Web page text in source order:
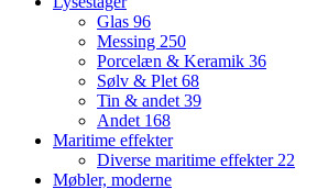
Glas 96
Messing 250
Porcelæn & Keramik 36
Sølv & Plet 68
Tin & andet 39
Andet 168
Maritime effekter
Diverse maritime effekter 22
Møbler, moderne